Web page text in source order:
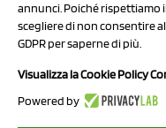
annunci. Poiché rispettiamo
scegliere di non consentire
GDPR per saperne di più.
Visualizza la Cookie Policy
Powered by